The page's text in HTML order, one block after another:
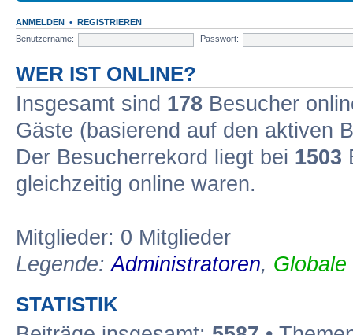
ANMELDEN • REGISTRIEREN
Benutzername:
Passwort:
WER IST ONLINE?
Insgesamt sind 178 Besucher
Gäste (basierend auf den aktiven
Der Besucherrekord liegt bei 1503
gleichzeitig online waren.
Mitglieder: 0 Mitglieder
Legende:Administratoren,
STATISTIK